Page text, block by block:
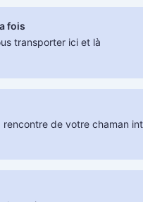
fois
transporter ici et là
rencontre de votre chaman